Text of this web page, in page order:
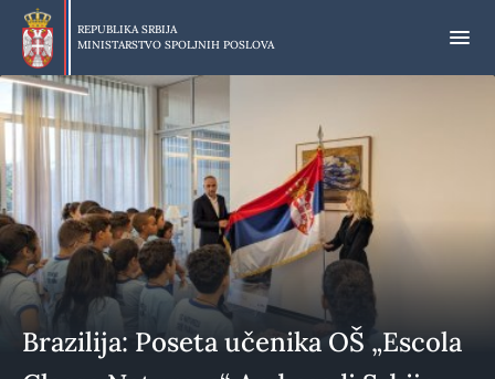
Preskoči
glavni
deo
sadržaja
REPUBLIKA SRBIJA
MINISTARSTVO SPOLJNIH POSLOVA
Brazilija: Poseta učenika OŠ „Escola